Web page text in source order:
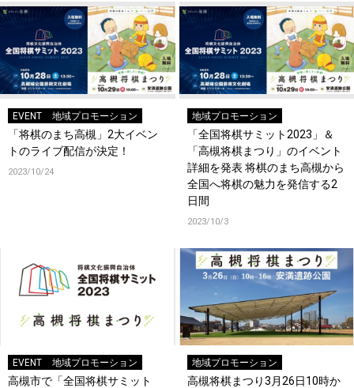
EVENT 地域プロモーション
「将棋のまち高槻」2大イベン
トのライブ配信が決定！
2023/10/24
地域プロモーション
「全国将棋サミット2023」＆
「高槻将棋まつり」のイベント
詳細を発表 将棋のまち高槻から
全国へ将棋の魅力を発信する2
日間
2023/10/3
EVENT 地域プロモーション
高槻市で「全国将棋サミット
地域プロモーション
高槻将棋まつり3月26日10時か